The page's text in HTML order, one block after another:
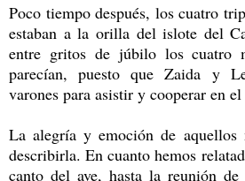
Poco tiempo después, los cuatro
estaban a la orilla del islote del
entre gritos de júbilo los cuatro
parecían, puesto que Zaida y
varones para asistir y cooperar en el
La alegría y emoción de aquellos
describirla. En cuanto hemos
canto del ave, hasta la reunión de